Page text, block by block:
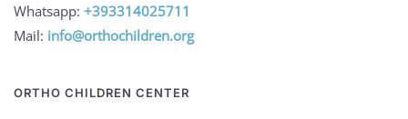
Whatsapp: +393314025711
Mail: info@orthochildren.org
ORTHO CHILDREN CENTER